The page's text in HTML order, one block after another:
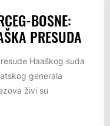
BOSNE:
PRESUDA
Haaškog suda
generala
živi su